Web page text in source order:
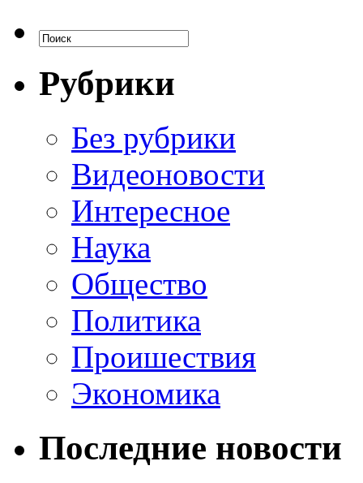
Рубрики
Без рубрики
Видеоновости
Интересное
Наука
Общество
Политика
Проишествия
Экономика
Последние новости